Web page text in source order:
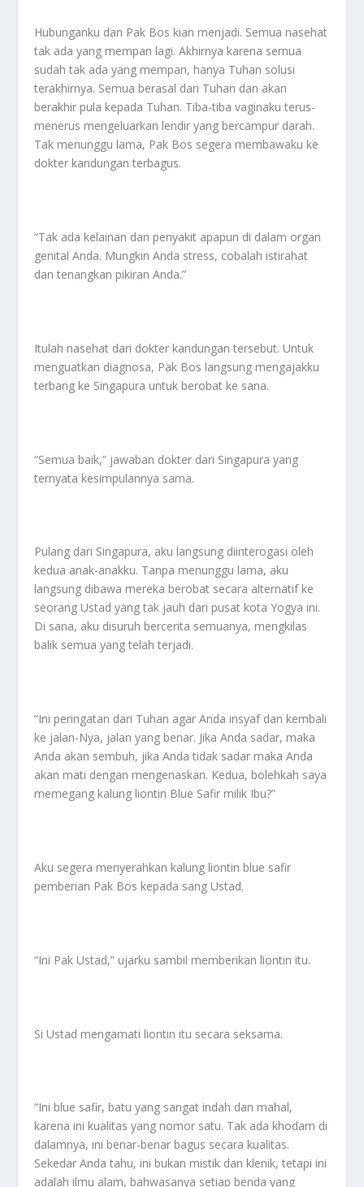
Hubunganku dan Pak Bos kian menjadi. Semua nasehat
tak ada yang mempan lagi. Akhirnya karena semua
sudah tak ada yang mempan, hanya Tuhan solusi
terakhirnya. Semua berasal dari Tuhan dan akan
berakhir pula kepada Tuhan. Tiba-tiba vaginaku terus-
menerus mengeluarkan lendir yang bercampur darah.
Tak menunggu lama, Pak Bos segera membawaku ke
dokter kandungan terbagus.
“Tak ada kelainan dan penyakit apapun di dalam organ
genital Anda. Mungkin Anda stress, cobalah istirahat
dan tenangkan pikiran Anda.”
Itulah nasehat dari dokter kandungan tersebut. Untuk
menguatkan diagnosa, Pak Bos langsung mengajakku
terbang ke Singapura untuk berobat ke sana.
“Semua baik,” jawaban dokter dari Singapura yang
ternyata kesimpulannya sama.
Pulang dari Singapura, aku langsung diinterogasi oleh
kedua anak-anakku. Tanpa menunggu lama, aku
langsung dibawa mereka berobat secara alternatif ke
seorang Ustad yang tak jauh dari pusat kota Yogya ini.
Di sana, aku disuruh bercerita semuanya, mengkilas
balik semua yang telah terjadi.
“Ini peringatan dari Tuhan agar Anda insyaf dan kembali
ke jalan-Nya, jalan yang benar. Jika Anda sadar, maka
Anda akan sembuh, jika Anda tidak sadar maka Anda
akan mati dengan mengenaskan. Kedua, bolehkah saya
memegang kalung liontin Blue Safir milik Ibu?”
Aku segera menyerahkan kalung liontin blue safir
pemberian Pak Bos kepada sang Ustad.
“Ini Pak Ustad,” ujarku sambil memberikan liontin itu.
Si Ustad mengamati liontin itu secara seksama.
“Ini blue safir, batu yang sangat indah dan mahal,
karena ini kualitas yang nomor satu. Tak ada khodam di
dalamnya, ini benar-benar bagus secara kualitas.
Sekedar Anda tahu, ini bukan mistik dan klenik, tetapi ini
adalah ilmu alam, bahwasanya setiap benda yang